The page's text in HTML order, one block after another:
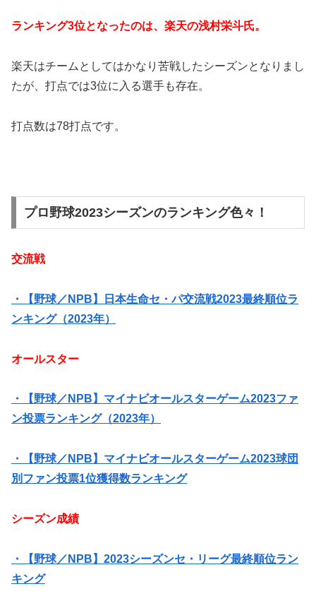
ランキング3位となったのは、楽天の浅村栄斗氏。
楽天はチームとしてはかなり苦戦したシーズンとなりまし
たが、打点では3位に入る選手も存在。
打点数は78打点です。
プロ野球2023シーズンのランキング色々！
交流戦
・【野球／NPB】日本生命セ・パ交流戦2023最終順位ラ
ンキング（2023年）
オールスター
・【野球／NPB】マイナビオールスターゲーム2023ファ
ン投票ランキング（2023年）
・【野球／NPB】マイナビオールスターゲーム2023球団
別ファン投票1位獲得数ランキング
シーズン成績
・【野球／NPB】2023シーズンセ・リーグ最終順位ラン
キング